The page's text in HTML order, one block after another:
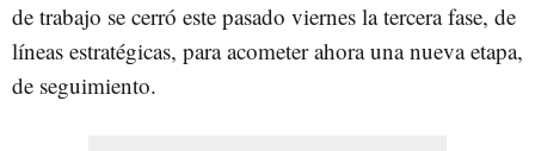
de trabajo se cerró este pasado viernes la tercera fase, de
líneas estratégicas, para acometer ahora una nueva etapa,
de seguimiento.